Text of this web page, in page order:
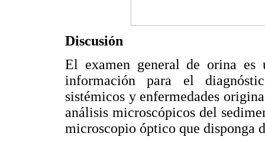
Discusión
El examen general de orina es
información para el
sistémicos y enfermedades
análisis microscópicos del
microscopio óptico que disponga